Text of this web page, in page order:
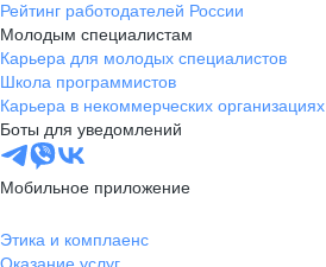
Рейтинг работодателей России
Молодым специалистам
Карьера для молодых специалистов
Школа программистов
Карьера в некоммерческих организациях
Боты для уведомлений
Мобильное приложение
Этика и комплаенс